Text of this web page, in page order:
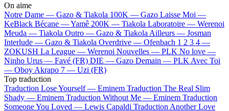
On aime
Notre Dame — Gazo & Tiakola 100K — Gazo Laisse Moi —
KeBlack Bécane —Yamê 200K — Tiakola Laboratoire — Werenoi
Meuda — Tiakola Outro — Gazo & Tiakola Ailleurs — Josman
Interlude — Gazo & Tiakola Overdrive — Ofenbach 1 2 3 4 —
ZOKUSH La League — Werenoi Nouvelles — PLK No love —
Ninho Urus — Favé (FR) DIE — Gazo Demain — PLK Avec Toi
— Oboy Akrapo 7 — Uzi (FR)
Top traduction
Traduction Lose Yourself — Eminem Traduction The Real Slim
Shady — Eminem Traduction Without Me — Eminem Traduction
Someone You Loved — Lewis Capaldi Traduction Another Love